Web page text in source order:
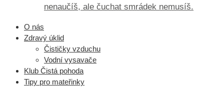
nenaučíš, ale čuchat smrádek nemusíš.
O nás
Zdravý úklid
Čističky vzduchu
Vodní vysavače
Klub Čistá pohoda
Tipy pro mateřinky